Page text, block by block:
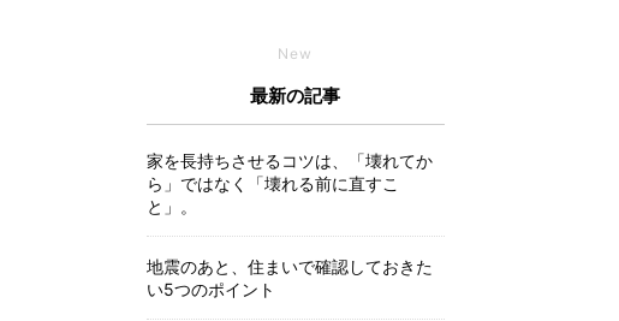
New
最新の記事
家を長持ちさせるコツは、「壊れてか
ら」ではなく「壊れる前に直すこ
と」。
地震のあと、住まいで確認しておきた
い5つのポイント